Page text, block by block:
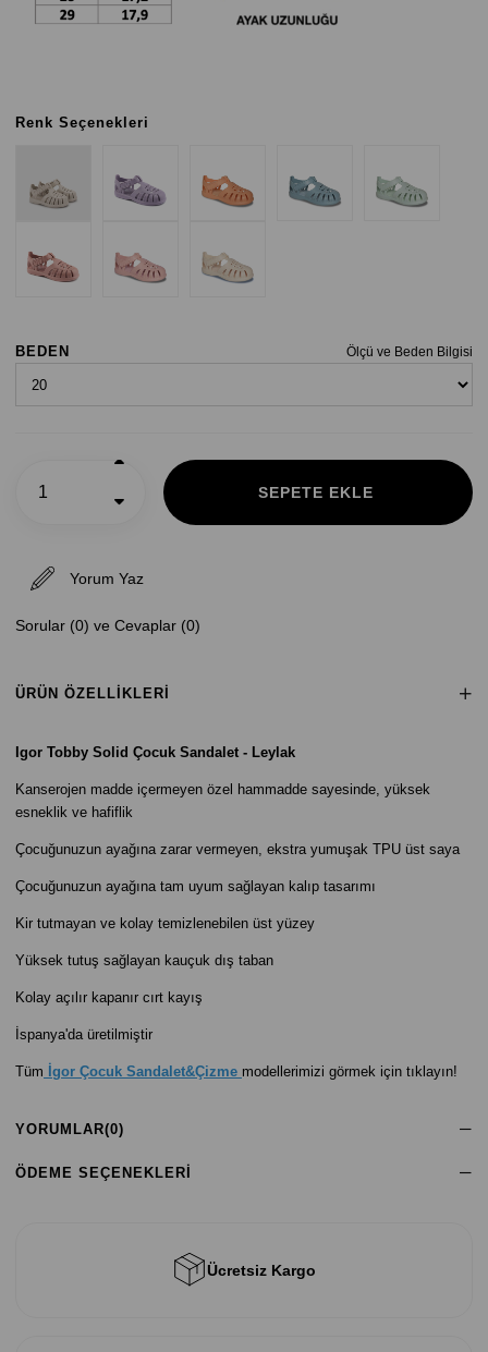
Renk Seçenekleri
Ölçü ve Beden Bilgisi
BEDEN
Yorum Yaz
Sorular (0) ve Cevaplar (0)
ÜRÜN ÖZELLIKLERI
Igor Tobby Solid Çocuk Sandalet - Leylak
Kanserojen madde içermeyen özel hammadde sayesinde, yüksek
esneklik ve hafiflik
Çocuğunuzun ayağına zarar vermeyen, ekstra yumuşak TPU üst saya
Çocuğunuzun ayağına tam uyum sağlayan kalıp tasarımı
Kir tutmayan ve kolay temizlenebilen üst yüzey
Yüksek tutuş sağlayan kauçuk dış taban
Kolay açılır kapanır cırt kayış
İspanya'da üretilmiştir
Tüm İgor Çocuk Sandalet&Çizme modellerimizi görmek için tıklayın!
YORUMLAR(0)
ÖDEME SEÇENEKLERI
Ücretsiz Kargo